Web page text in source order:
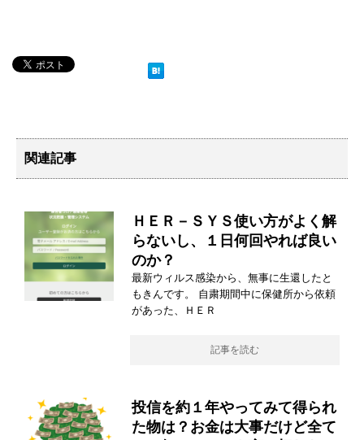
関連記事
ＨＥＲ－ＳＹＳ使い方がよく解
らないし、１日何回やれば良い
のか？
最新ウィルス感染から、無事に生還したと
もきんです。 自粛期間中に保健所から依頼
があった、ＨＥＲ
記事を読む
投信を約１年やってみて得られ
た物は？お金は大事だけど全て